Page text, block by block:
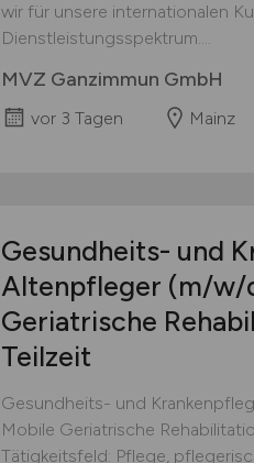
wir für unsere internationalen
Dienstleistungsspektrum....
MVZ Ganzimmun GmbH
vor 3 Tagen Mainz
Gesundheits- und
Altenpfleger (m/w/
Geriatrische
Teilzeit
Gesundheits- und
Mobile Geriatrische
Tätigkeitsfeld: Pflege,